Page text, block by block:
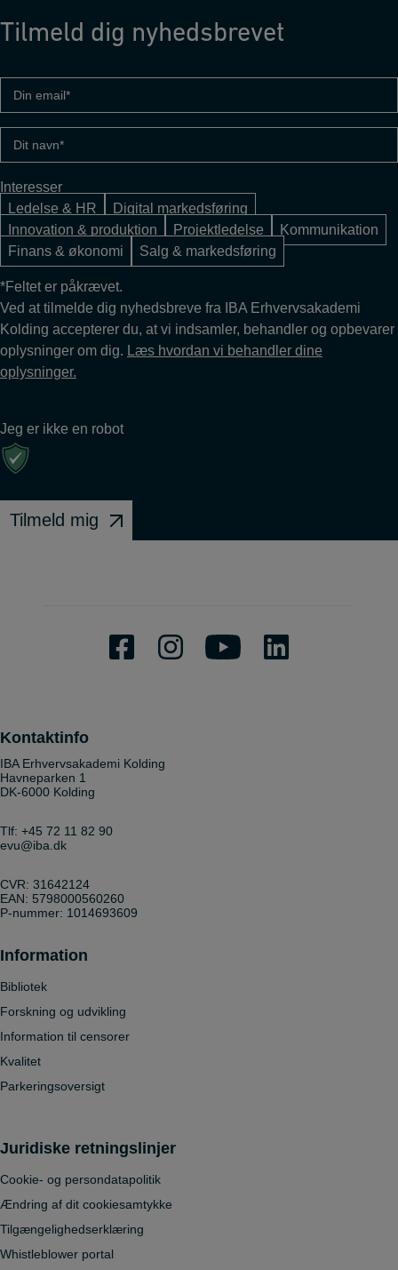
Tilmeld dig nyhedsbrevet
Interesser
Ledelse & HR
Digital markedsføring
Innovation & produktion
Projektledelse
Kommunikation
Finans & økonomi
Salg & markedsføring
*Feltet er påkrævet.
Ved at tilmelde dig nyhedsbreve fra IBA Erhvervsakademi
Kolding accepterer du, at vi indsamler, behandler og opbevarer
oplysninger om dig. Læs hvordan vi behandler dine
oplysninger.
Jeg er ikke en robot
Tilmeld mig
Kontaktinfo
IBA Erhvervsakademi Kolding
Havneparken 1
DK-6000 Kolding
Tlf: +45 72 11 82 90
evu@iba.dk
CVR: 31642124
EAN: 5798000560260
P-nummer: 1014693609
Information
Bibliotek
Forskning og udvikling
Information til censorer
Kvalitet
Parkeringsoversigt
Juridiske retningslinjer
Cookie- og persondatapolitik
Ændring af dit cookiesamtykke
Tilgængelighedserklæring
Whistleblower portal